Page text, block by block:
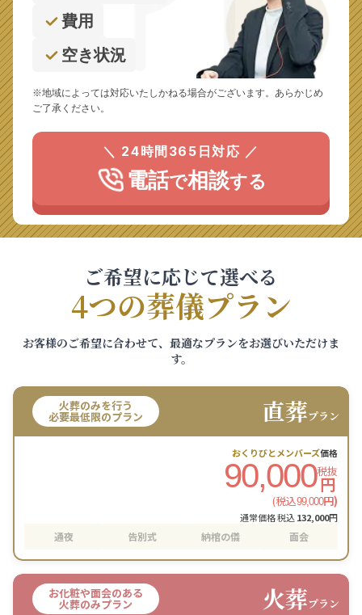
費用
空き状況
※地域によっては対応いたしかねる場合がございます。あらかじめ
ご了承ください。
＼ 24時間365日対応 ／
電話で相談する
ご希望に応じて選べる
4つの葬儀プラン
お客様のご希望に合わせて、最適なプランをお選びいただけま
す。
火葬のみを行う
必要最低限のプラン 直葬プラン
おくりびとメンバーズ価格
90,000税抜
円
(税込99,000円)
通常価格 税込132,000円
通夜 告別式 納棺の儀 面会
お化粧や面会のある
火葬のみプラン 火葬プラン